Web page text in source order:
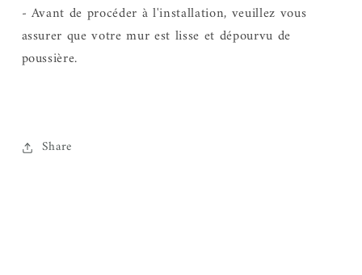
- Avant de procéder à l'installation, veuillez vous
assurer que votre mur est lisse et dépourvu de
poussière.
Share